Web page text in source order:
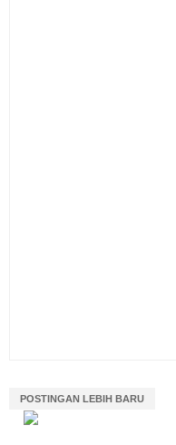
POSTINGAN LEBIH BARU